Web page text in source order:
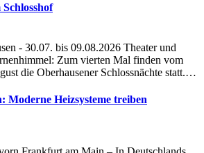
- 30.07. bis 09.08.2026 Theater und
Zum vierten Mal finden vom
die Oberhausener Schlossnächte statt.…
Moderne Heizsysteme treiben